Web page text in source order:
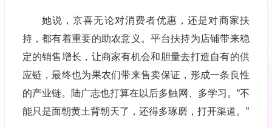
她说，京喜无论对消费者优惠，还是对商家扶
持，都有着重要的助农意义。平台扶持为店铺带来稳
定的销售增长，让商家有机会和胆量去打造自有的供
应链，最终也为果农们带来售卖保证，形成一条良性
的产业链。陆广志也打算在以后多触网、多学习。“不
能只是面朝黄土背朝天了，还得多琢磨，打开渠道。”